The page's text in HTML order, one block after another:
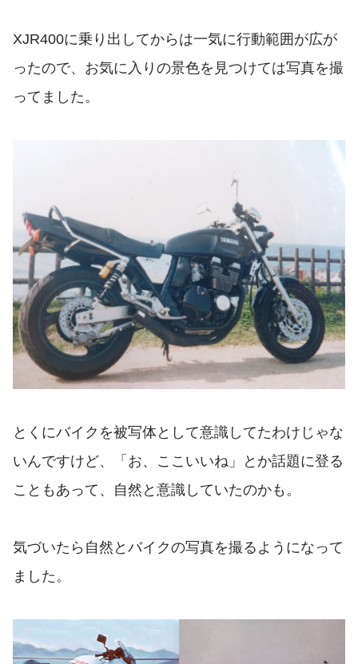
XJR400に乗り出してからは一気に行動範囲が広が
ったので、お気に入りの景色を見つけては写真を撮
ってました。
とくにバイクを被写体として意識してたわけじゃな
いんですけど、「お、ここいいね」とか話題に登る
こともあって、自然と意識していたのかも。
気づいたら自然とバイクの写真を撮るようになって
ました。